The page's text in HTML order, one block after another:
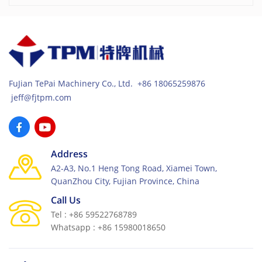
FuJian TePai Machinery Co., Ltd. +86 18065259876
jeff@fjtpm.com
Address
A2-A3, No.1 Heng Tong Road, Xiamei Town,
QuanZhou City, Fujian Province, China
Call Us
Tel : +86 59522768789
Whatsapp : +86 15980018650